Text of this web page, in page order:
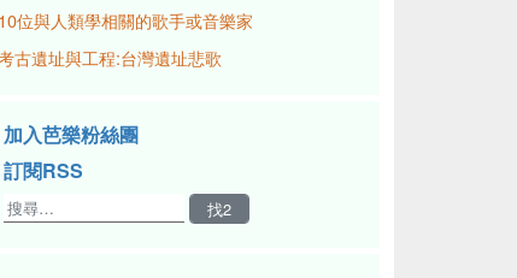
10位與人類學相關的歌手或音樂家
古遺址與工程:台灣遺址悲歌
加入芭樂粉絲團
訂閱RSS